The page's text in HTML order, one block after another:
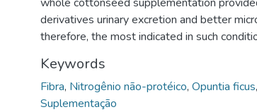
derivatives urinary excretion and better
therefore, the most indicated in such
Keywords
Fibra, Nitrogênio não-protéico, Opuntia ficus,
Suplementação